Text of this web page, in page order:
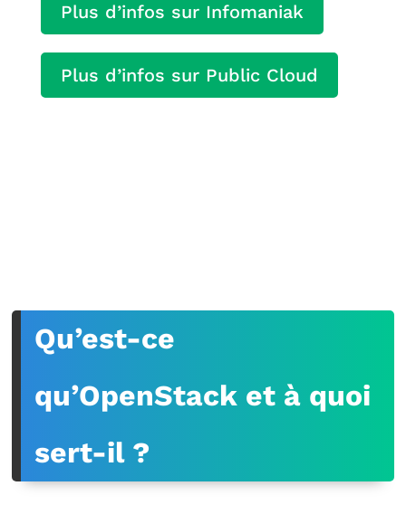
Plus d’infos sur Infomaniak
Plus d’infos sur Public Cloud
Qu’est-ce
qu’OpenStack et à quoi
sert-il ?